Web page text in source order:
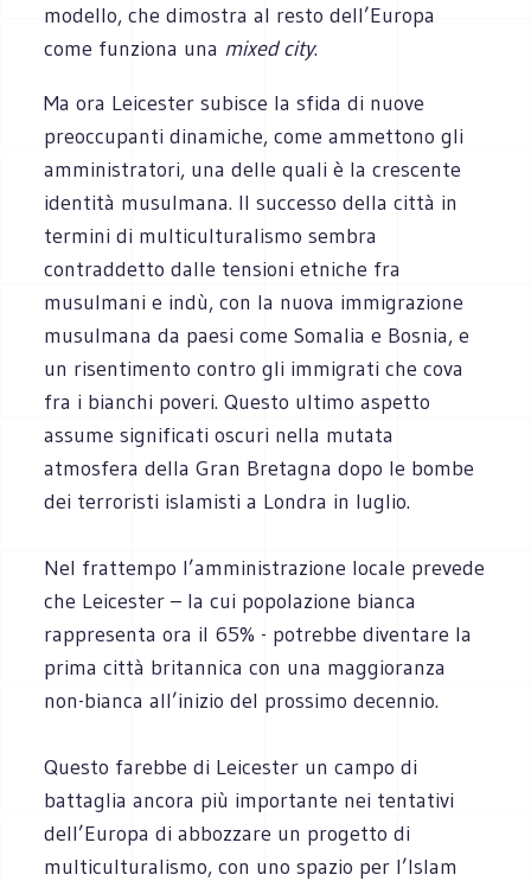
modello, che dimostra al resto dell’Europa
come funziona una mixed city.
Ma ora Leicester subisce la sfida di nuove
preoccupanti dinamiche, come ammettono gli
amministratori, una delle quali è la crescente
identità musulmana. Il successo della città in
termini di multiculturalismo sembra
contraddetto dalle tensioni etniche fra
musulmani e indù, con la nuova immigrazione
musulmana da paesi come Somalia e Bosnia, e
un risentimento contro gli immigrati che cova
fra i bianchi poveri. Questo ultimo aspetto
assume significati oscuri nella mutata
atmosfera della Gran Bretagna dopo le bombe
dei terroristi islamisti a Londra in luglio.
Nel frattempo l’amministrazione locale prevede
che Leicester – la cui popolazione bianca
rappresenta ora il 65% - potrebbe diventare la
prima città britannica con una maggioranza
non-bianca all’inizio del prossimo decennio.
Questo farebbe di Leicester un campo di
battaglia ancora più importante nei tentativi
dell’Europa di abbozzare un progetto di
multiculturalismo, con uno spazio per l’Islam